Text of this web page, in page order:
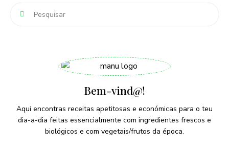
Bem-vind@!
Aqui encontras receitas apetitosas e económicas para o teu
dia-a-dia feitas essencialmente com ingredientes frescos e
biológicos e com vegetais/frutos da época.